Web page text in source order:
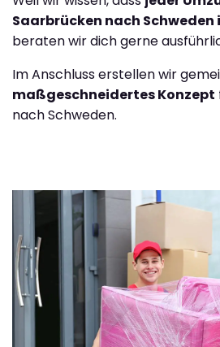
Saarbrücken nach
beraten wir dich gerne
Im Anschluss erstellen wir
maßgeschneidertes Konzept
nach Schweden.